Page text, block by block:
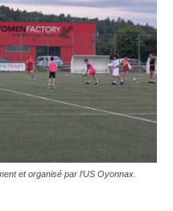
et organisé par l’US Oyonnax.